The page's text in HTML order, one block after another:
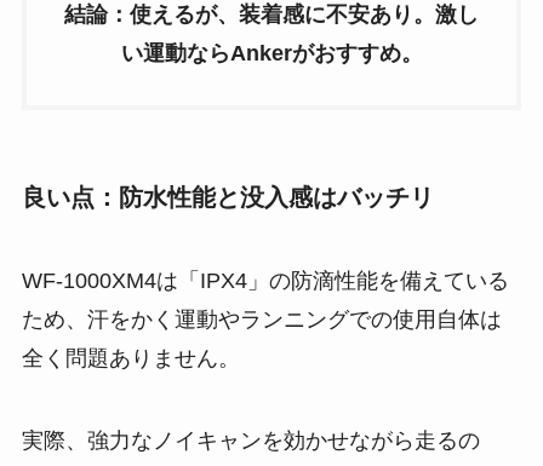
結論：使えるが、装着感に不安あり。激し
い運動ならAnkerがおすすめ。
良い点：防水性能と没入感はバッチリ
WF-1000XM4は「IPX4」の防滴性能を備えている
ため、汗をかく運動やランニングでの使用自体は
全く問題ありません。
実際、強力なノイキャンを効かせながら走るの